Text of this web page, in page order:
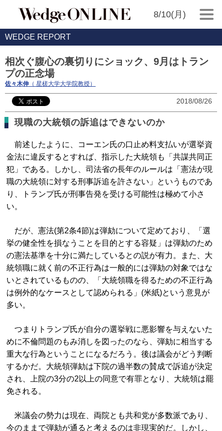
8/10(月)
WEDGE REPORT
相次ぐ腹心の裏切りにショック、9月はトラン
プの正念場
佐々木伸 （ 星槎大学大学院教授）
2018/08/26
現職の大統領の訴追はできないのか
前述したように、コーエン氏の口止め料支払いが選挙資
金法に違反するとすれば、指示した大統領も「共謀共同正
犯」である。しかし、司法省の長年のルールは「憲法が現
職の大統領に対する刑事訴追を許さない」というものであ
り、トランプ氏が刑事告発を受ける可能性は極めて小さ
い。
だが、憲法(第2条4節)は弾劾について定めており、「選
挙の健全性を損なうことを目的とする容疑」は弾劾のため
の憲法基準を十分に満たしているとの説が有力。また、大
統領職に就く前の不正行為は一般的には弾劾の対象ではな
いとされているものの、「大統領職を得るための不正行為
は例外的なケースとして認められる」(米紙)という意見が
多い。
つまりトランプ氏が自分の選挙戦に悪影響を与えないた
めに不倫問題のもみ消しを図ったのなら、弾劾に相当する
重大な行為ということになるだろう。後は議会がどう判断
するかだ。大統領弾劾は下院の過半数の賛成で訴追が決定
され、上院の3分の2以上の同意で有罪となり、大統領は罷
免される。
米議会の勢力は現在、両院とも共和党が多数派であり、
今のままで弾劾が通ると考えるのは非現実的だ。しかし、